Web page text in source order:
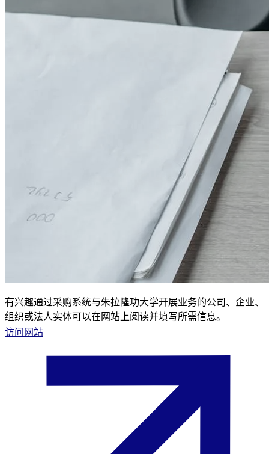
有兴趣通过采购系统与朱拉隆功大学开展业务的公司、企业、
组织或法人实体可以在网站上阅读并填写所需信息。
访问网站